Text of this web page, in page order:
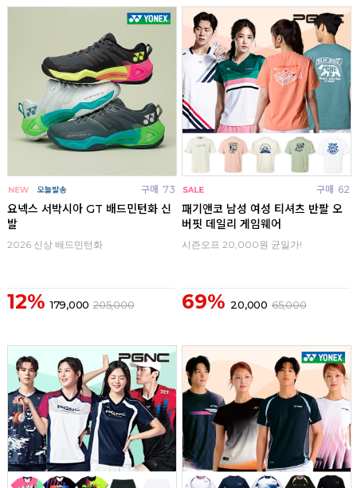
구매 73
요넥스 서박시아 GT 배드민턴화 신
발
2026 신상 배드민턴화
12% 179,000 205,000
구매 62
패기앤코 남성 여성 티셔츠 반팔 오
버핏 데일리 게임웨어
시즌오프 20,000원 균일가!
69% 20,000 65,000